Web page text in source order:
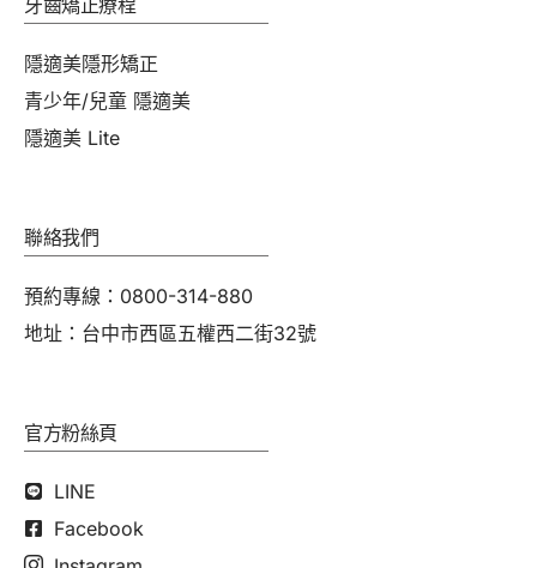
隱適美隱形矯正
青少年/兒童 隱適美
隱適美 Lite
聯絡我們
預約專線：0800-314-880
地址：台中市西區五權西二街32號
官方粉絲頁
LINE
Facebook